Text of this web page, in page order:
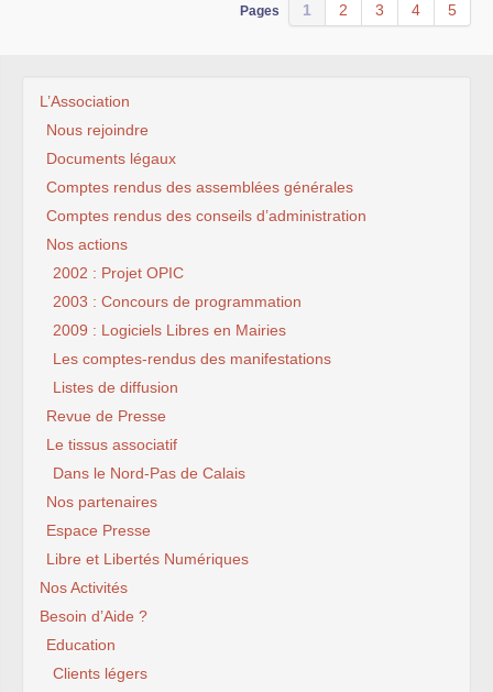
Pages 1 2 3 4 5
L’Association
Nous rejoindre
Documents légaux
Comptes rendus des assemblées générales
Comptes rendus des conseils d’administration
Nos actions
2002 : Projet OPIC
2003 : Concours de programmation
2009 : Logiciels Libres en Mairies
Les comptes-rendus des manifestations
Listes de diffusion
Revue de Presse
Le tissus associatif
Dans le Nord-Pas de Calais
Nos partenaires
Espace Presse
Libre et Libertés Numériques
Nos Activités
Besoin d’Aide ?
Education
Clients légers